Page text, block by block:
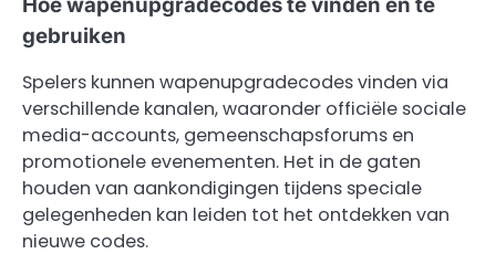
gebruiken
Spelers kunnen wapenupgradecodes vinden via
verschillende kanalen, waaronder officiële sociale
media-accounts, gemeenschapsforums en
promotionele evenementen. Het in de gaten
houden van aankondigingen tijdens speciale
gelegenheden kan leiden tot het ontdekken van
nieuwe codes.